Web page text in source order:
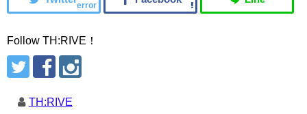
error
Follow TH:RIVE！
TH:RIVE